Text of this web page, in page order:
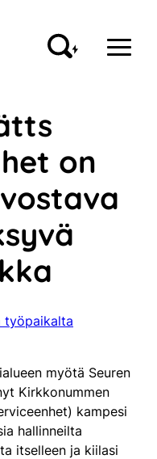
on
työpaikalta
myötä Seuren
Kirkkonummen
kampesi
hallinneilta
itselleen ja kiilasi